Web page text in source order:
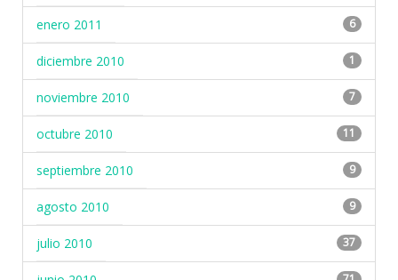
enero 2011 6
diciembre 2010 1
noviembre 2010 7
octubre 2010 11
septiembre 2010 9
agosto 2010 9
julio 2010 37